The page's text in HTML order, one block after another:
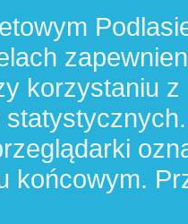
korzystaniu
końcowym.